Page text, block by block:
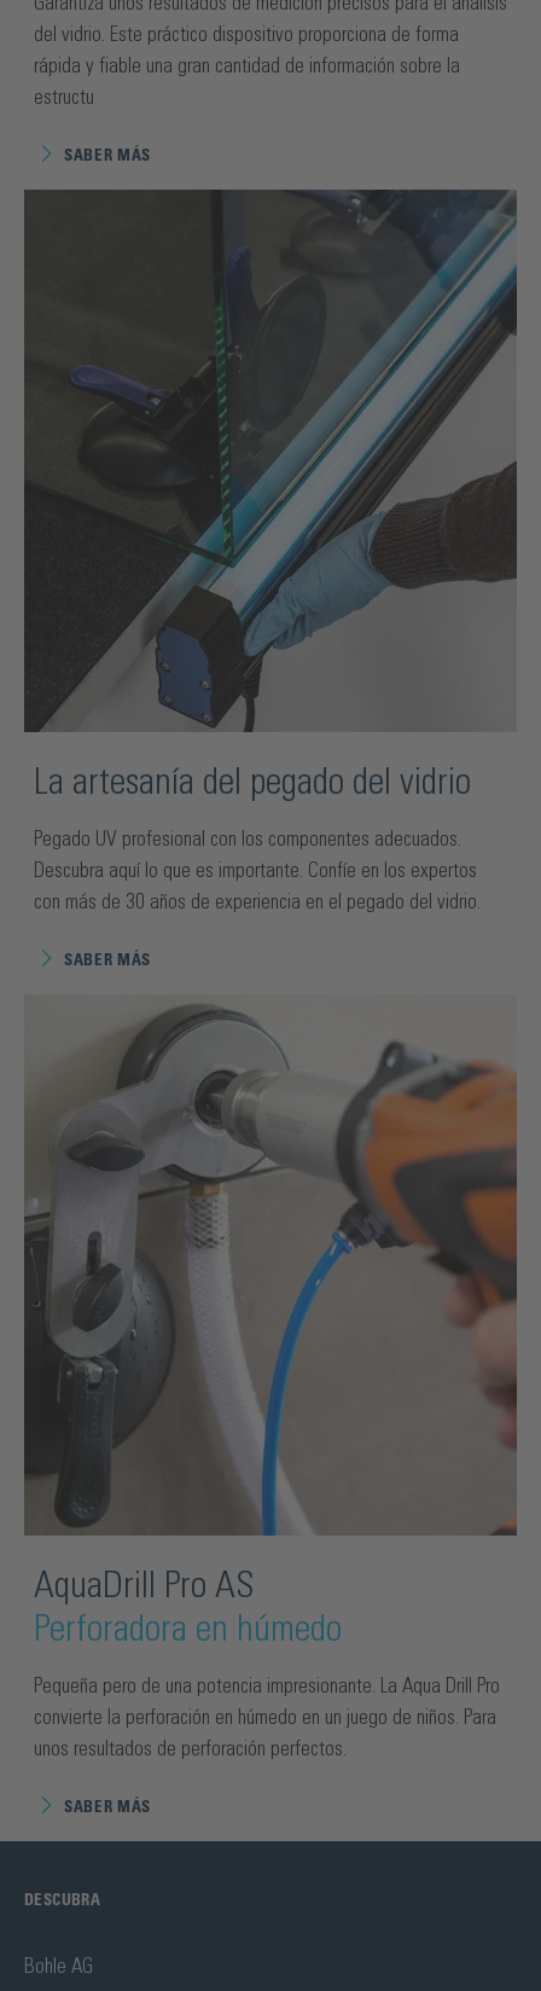
del vidrio. Este práctico dispositivo proporciona de forma
rápida y fiable una gran cantidad de información sobre la
estructu
SABER MÁS
La artesanía del pegado del vidrio
Pegado UV profesional con los componentes adecuados.
Descubra aquí lo que es importante. Confíe en los expertos
con más de 30 años de experiencia en el pegado del vidrio.
SABER MÁS
AquaDrill Pro AS
Perforadora en húmedo
Pequeña pero de una potencia impresionante. La Aqua Drill Pro
convierte la perforación en húmedo en un juego de niños. Para
unos resultados de perforación perfectos.
SABER MÁS
DESCUBRA
Bohle AG